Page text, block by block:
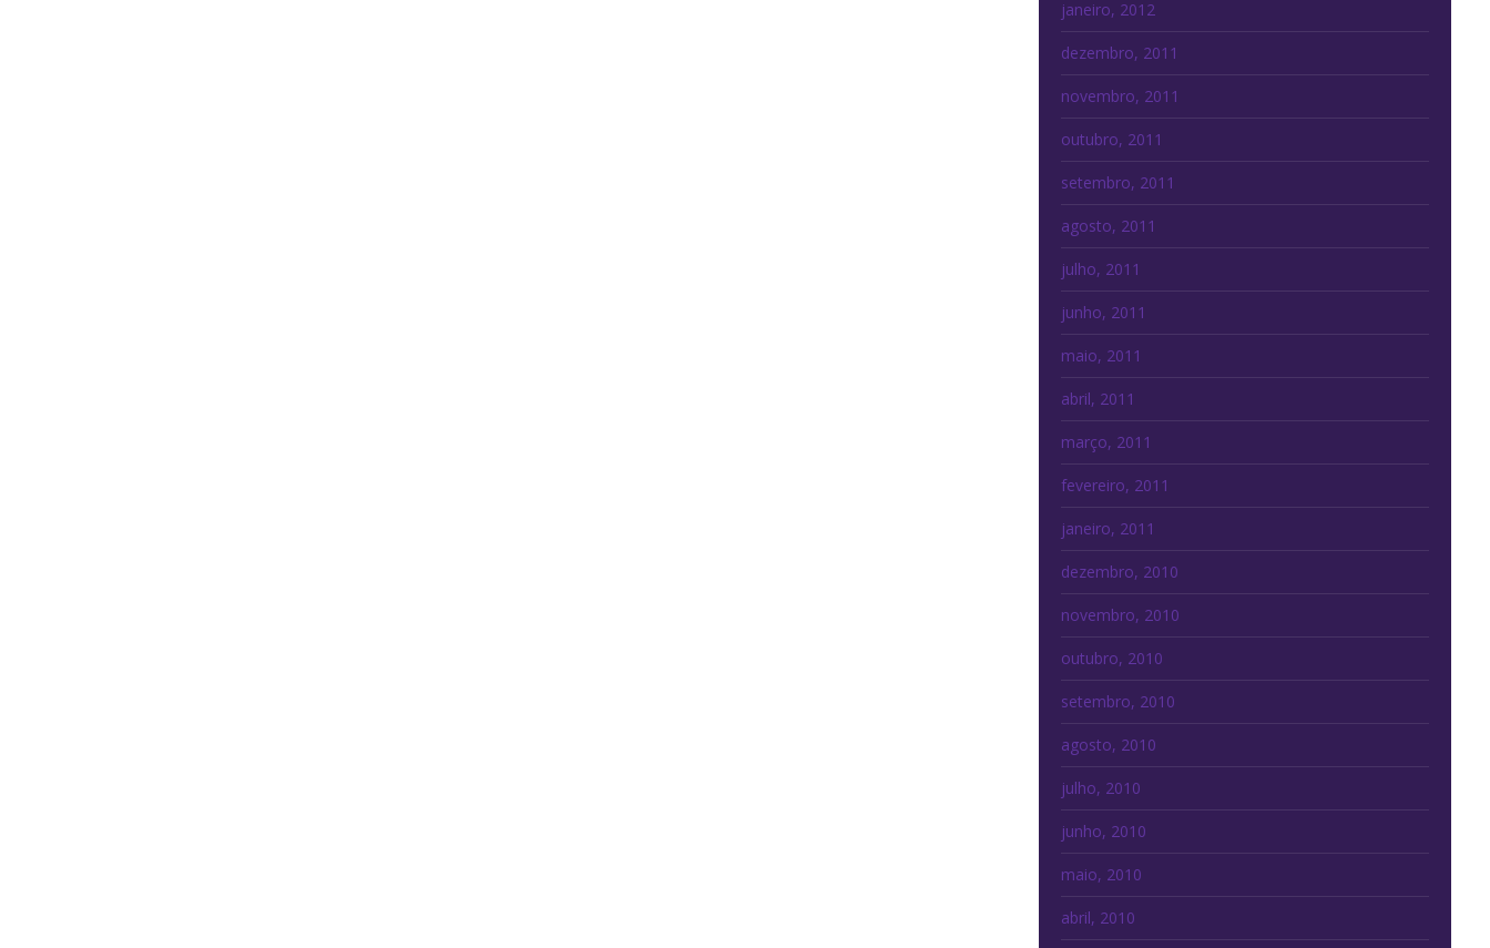
janeiro, 2012
dezembro, 2011
novembro, 2011
outubro, 2011
setembro, 2011
agosto, 2011
julho, 2011
junho, 2011
maio, 2011
abril, 2011
março, 2011
fevereiro, 2011
janeiro, 2011
dezembro, 2010
novembro, 2010
outubro, 2010
setembro, 2010
agosto, 2010
julho, 2010
junho, 2010
maio, 2010
abril, 2010